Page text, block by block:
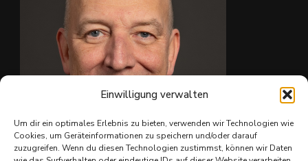
Einwilligung verwalten
Um dir ein optimales Erlebnis zu bieten, verwenden wir Technologien wie
Cookies, um Geräteinformationen zu speichern und/oder darauf
zuzugreifen. Wenn du diesen Technologien zustimmst, können wir Daten